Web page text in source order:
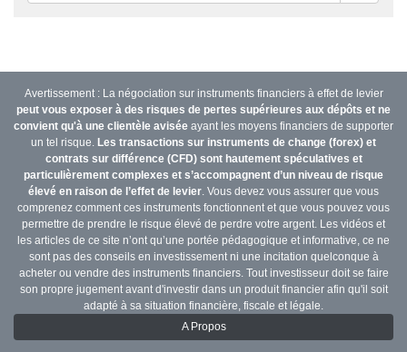
Avertissement : La négociation sur instruments financiers à effet de levier
peut vous exposer à des risques de pertes supérieures aux dépôts et ne
convient qu'à une clientèle avisée ayant les moyens financiers de supporter
un tel risque. Les transactions sur instruments de change (forex) et
contrats sur différence (CFD) sont hautement spéculatives et
particulièrement complexes et s’accompagnent d’un niveau de risque
élevé en raison de l’effet de levier. Vous devez vous assurer que vous
comprenez comment ces instruments fonctionnent et que vous pouvez vous
permettre de prendre le risque élevé de perdre votre argent. Les vidéos et
les articles de ce site n’ont qu’une portée pédagogique et informative, ce ne
sont pas des conseils en investissement ni une incitation quelconque à
acheter ou vendre des instruments financiers. Tout investisseur doit se faire
son propre jugement avant d'investir dans un produit financier afin qu'il soit
adapté à sa situation financière, fiscale et légale.
A Propos